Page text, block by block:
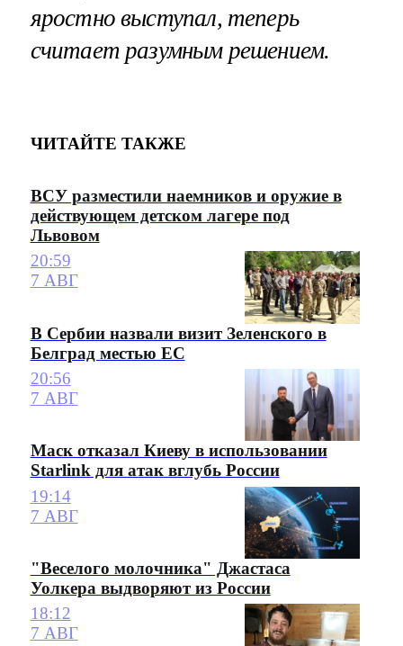
яростно выступал, теперь
считает разумным решением.
ЧИТАЙТЕ ТАКЖЕ
ВСУ разместили наемников и оружие в
действующем детском лагере под
Львовом
20:59
7 АВГ
В Сербии назвали визит Зеленского в
Белград местью ЕС
20:56
7 АВГ
Маск отказал Киеву в использовании
Starlink для атак вглубь России
19:14
7 АВГ
"Веселого молочника" Джастаса
Уолкера выдворяют из России
18:12
7 АВГ